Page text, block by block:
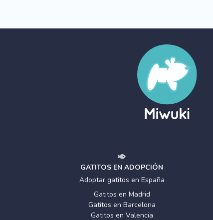
GATITOS EN ADOPCIÓN
Adoptar gatitos en España
Gatitos en Madrid
Gatitos en Barcelona
Gatitos en Valencia